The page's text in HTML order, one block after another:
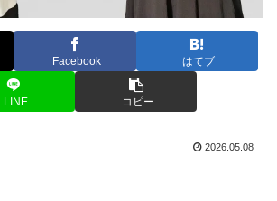
Facebook はてブ
LINE コピー
2026.05.08